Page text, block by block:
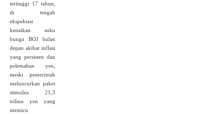
tertinggi 17 tahun,
di tengah
ekspektasi
kenaikan suku
bunga BOJ bulan
depan akibat inflasi
yang persisten dan
pelemahan yen,
meski pemerintah
meluncurkan paket
stimulus 21,3
triliun yen yang
memicu